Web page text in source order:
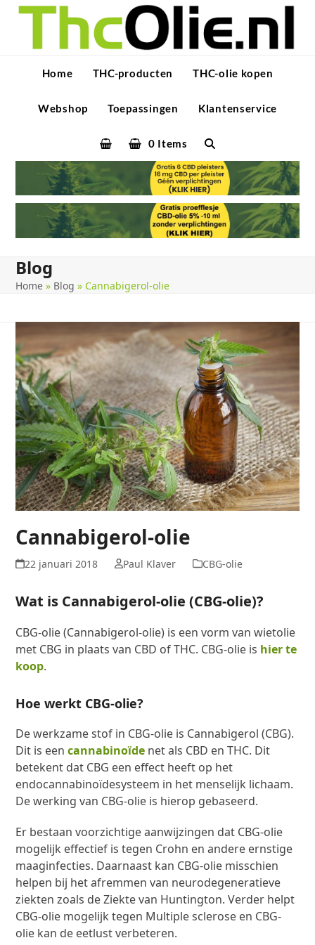
Skip
Home THC-producten THC-olie kopen
Webshop Toepassingen Klantenservice
0 Items
Blog
Home » Blog » Cannabigerol-olie
Cannabigerol-olie
22 januari 2018 Paul Klaver CBG-olie
Wat is Cannabigerol-olie (CBG-olie)?
CBG-olie (Cannabigerol-olie) is een vorm van wietolie
met CBG in plaats van CBD of THC. CBG-olie is hier te
koop.
Hoe werkt CBG-olie?
De werkzame stof in CBG-olie is Cannabigerol (CBG).
Dit is een cannabinoïde net als CBD en THC. Dit
betekent dat CBG een effect heeft op het
endocannabinoïdesysteem in het menselijk lichaam.
De werking van CBG-olie is hierop gebaseerd.
Er bestaan voorzichtige aanwijzingen dat CBG-olie
mogelijk effectief is tegen Crohn en andere ernstige
maaginfecties. Daarnaast kan CBG-olie misschien
helpen bij het afremmen van neurodegeneratieve
ziekten zoals de Ziekte van Huntington. Verder helpt
CBG-olie mogelijk tegen Multiple sclerose en CBG-
olie kan de eetlust verbeteren.